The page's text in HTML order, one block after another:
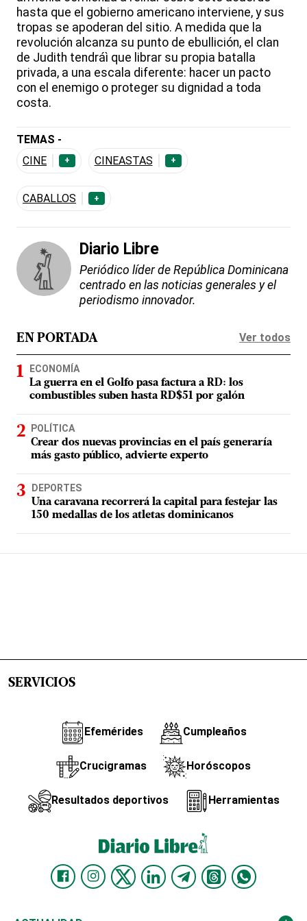
hasta que el gobierno americano interviene, y sus
tropas se apoderan del sitio. A medida que la
revolución alcanza su punto de ebullición, el clan
de Judith tendráì que librar su propia batalla
privada, a una escala diferente: hacer un pacto
con el enemigo o proteger su dignidad a toda
costa.
TEMAS -
CINE
+ CINEASTAS +
CABALLOS +
Diario Libre
Periódico líder de República Dominicana
centrado en las noticias generales y el
periodismo innovador.
EN PORTADA Ver todos
ECONOMÍA
La guerra en el Golfo pasa factura a RD: los
combustibles suben hasta RD$51 por galón
POLÍTICA
Crear dos nuevas provincias en el país generaría
más gasto público, advierte experto
DEPORTES
Una caravana recorrerá la capital para festejar las
150 medallas de los atletas dominicanos
SERVICIOS
Efemérides Cumpleaños
Crucigramas Horóscopos
Resultados deportivos Herramientas